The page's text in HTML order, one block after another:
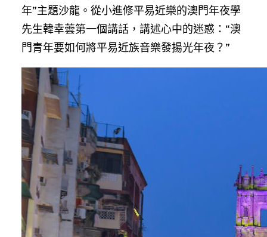
年”主題沙龍。從小進修平易近樂的澳門年夜學
先生韓幸蕓第一個講話，講述心中的迷惑：“澳
門青年要如何將平易近族音樂發揚光年夜？”